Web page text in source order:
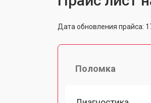
Дата обновления прайса:
Поломка